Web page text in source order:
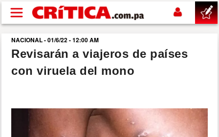
Pasar al contenido principal
buscar
SUCESOS
NACIONAL - 01/6/22 - 12:00 AM
Revisarán a viajeros de países
con viruela del mono